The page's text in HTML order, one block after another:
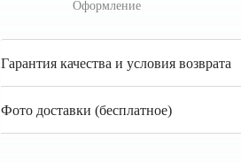
Оформление
Гарантия качества и условия возврата
Фото доставки (бесплатное)